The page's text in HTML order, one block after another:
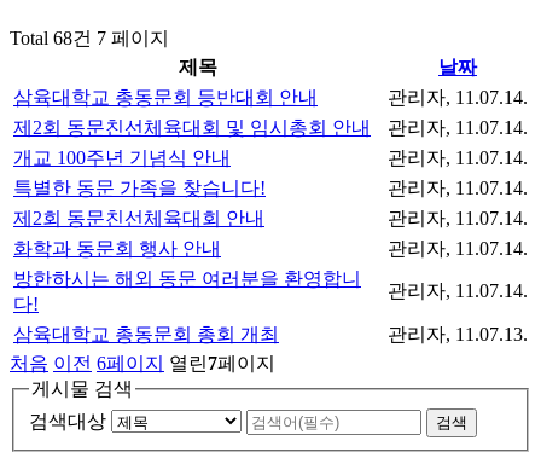
Total 68건 7 페이지
제목
날짜
삼육대학교 총동문회 등반대회 안내
관리자, 11.07.14.
제2회 동문친선체육대회 및 임시총회 안내
관리자, 11.07.14.
개교 100주년 기념식 안내
관리자, 11.07.14.
특별한 동문 가족을 찾습니다!
관리자, 11.07.14.
제2회 동문친선체육대회 안내
관리자, 11.07.14.
화학과 동문회 행사 안내
관리자, 11.07.14.
방한하시는 해외 동문 여러분을 환영합니
다!
관리자, 11.07.14.
삼육대학교 총동문회 총회 개최 관리자, 11.07.13.
처음 이전 6페이지 열린7페이지
게시물 검색
검색대상